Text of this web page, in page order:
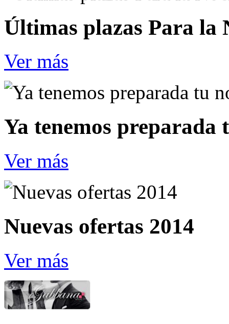
Últimas plazas Para la
Ver más
Ya tenemos preparada
Ver más
Nuevas ofertas 2014
Ver más